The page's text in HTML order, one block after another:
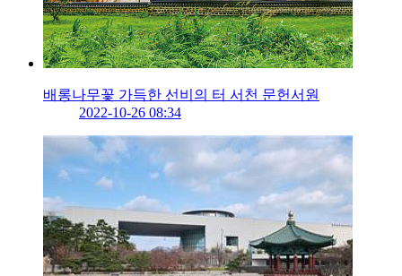
배롱나무꽃 가득한 선비의 터 서천 문헌서원
2022-10-26 08:34